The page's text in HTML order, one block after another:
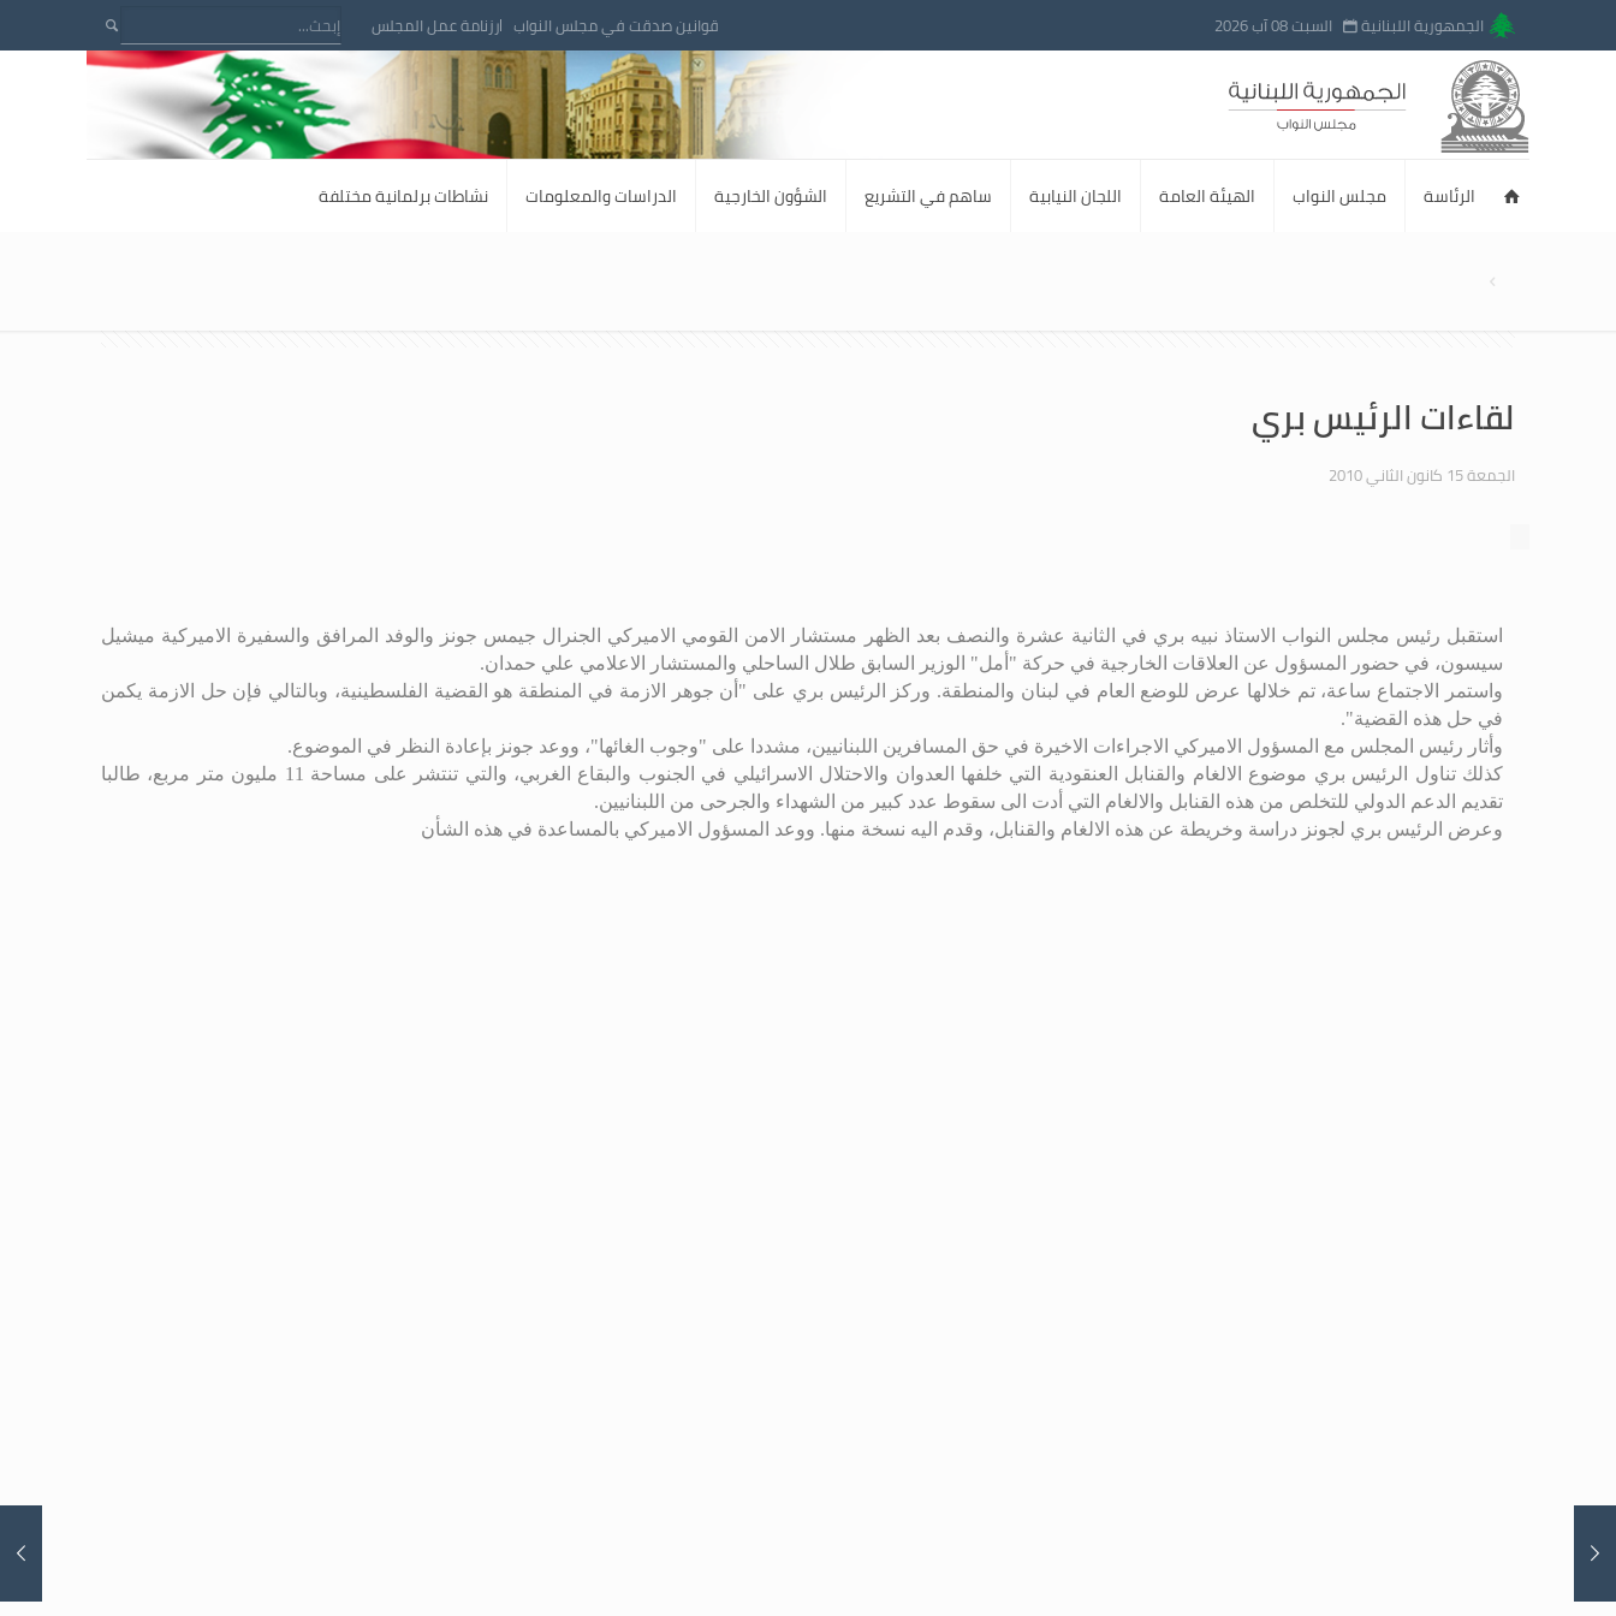
الجمهورية اللبنانية السبت 08 آب 2026 قوانين صدقت في مجلس النواب رزنامة عمل المجلس
الرئاسة مجلس النواب الهيئة العامة اللجان النيابية ساهم في التشريع الشؤون الخارجية الدراسات والمعلومات نشاطات برلمانية مختلفة
لقاءات الرئيس بري
الجمعة 15 كانون الثاني 2010
استقبل رئيس مجلس النواب الاستاذ نبيه بري في الثانية عشرة والنصف بعد الظهر مستشار الامن القومي الاميركي الجنرال جيمس جونز والوفد المرافق والسفيرة الاميركية ميشيل
سيسون، في حضور المسؤول عن العلاقات الخارجية في حركة "أمل" الوزير السابق طلال الساحلي والمستشار الاعلامي علي حمدان.
واستمر الاجتماع ساعة، تم خلالها عرض للوضع العام في لبنان والمنطقة. وركز الرئيس بري على "أن جوهر الازمة في المنطقة هو القضية الفلسطينية، وبالتالي فإن حل الازمة يكمن
في حل هذه القضية".
وأثار رئيس المجلس مع المسؤول الاميركي الاجراءات الاخيرة في حق المسافرين اللبنانيين، مشددا على "وجوب الغائها"، ووعد جونز بإعادة النظر في الموضوع.
كذلك تناول الرئيس بري موضوع الالغام والقنابل العنقودية التي خلفها العدوان والاحتلال الاسرائيلي في الجنوب والبقاع الغربي، والتي تنتشر على مساحة 11 مليون متر مربع، طالبا
تقديم الدعم الدولي للتخلص من هذه القنابل والالغام التي أدت الى سقوط عدد كبير من الشهداء والجرحى من اللبنانيين.
وعرض الرئيس بري لجونز دراسة وخريطة عن هذه الالغام والقنابل، وقدم اليه نسخة منها. ووعد المسؤول الاميركي بالمساعدة في هذه الشأن